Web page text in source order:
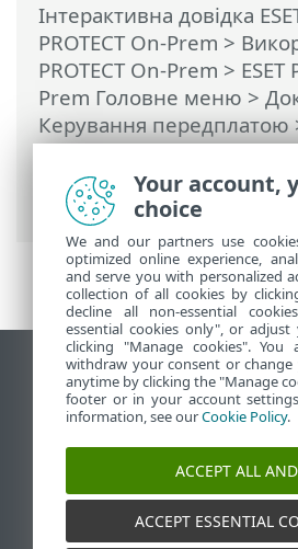
Інтерактивна довідка
PROTECT On-Prem >
PROTECT On-Prem > ESET
Prem Головне меню >
Керування передплатою
обліковий запис: ESET
ESET Business Account
Administrator
Переглянути повну
End of Life
База знань ESET
Форум ESET
ESET Status Portal
Регіональна підтримка
Your account,
choice
We and our partners use
optimized online experience,
and serve you with personalized
collection of all cookies by
decline all non-essential
essential cookies only", or
clicking "Manage cookies".
withdraw your consent or change
anytime by clicking the "Manage
footer or in your account
information, see ourCookie Policy.
ACCEPT ALL
ACCEPT ESSENTIAL